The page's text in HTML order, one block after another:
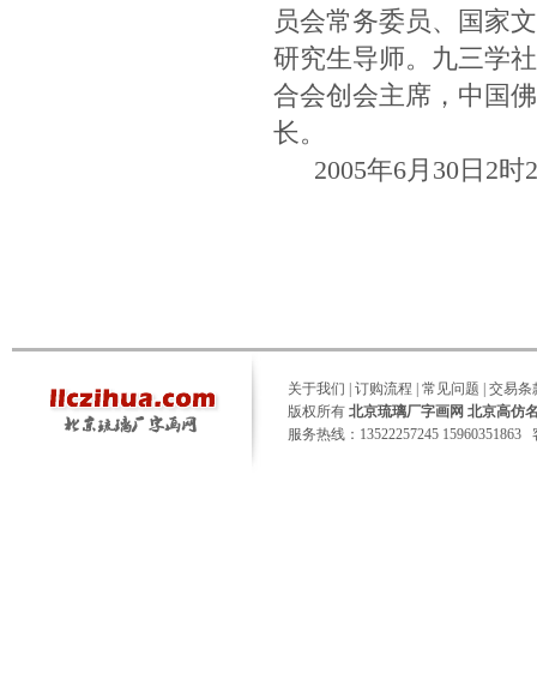
员会常务委员、国家
研究生导师。九三学
合会创会主席，中国
长。
2005年6月30日2
关于我们 订购流程 常见问题
交易条
版权所有 北京琉璃厂字画网 北京高仿
服务热线：13522257245 15960351863